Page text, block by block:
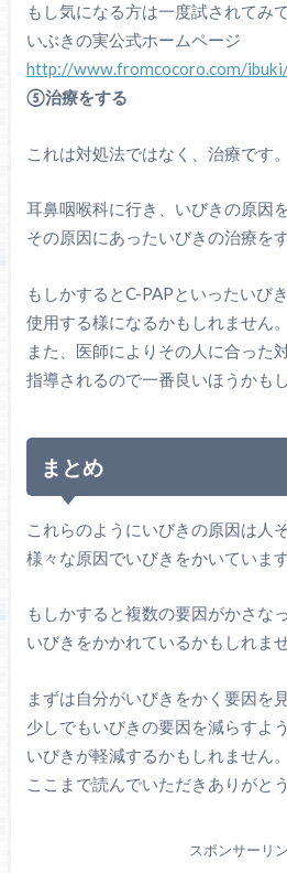
もし気になる方は一度試されてみ
いぶきの実公式ホームページ
http://www.fromcocoro.com/
⑤治療をする
これは対処法ではなく、治療です。
耳鼻咽喉科に行き、いびきの原因
その原因にあったいびきの治療をす
もしかするとC-PAPといったいび
使用する様になるかもしれません。
また、医師によりその人に合った
指導されるので一番良いほうかも
まとめ
これらのようにいびきの原因は人
様々な原因でいびきをかいています
もしかすると複数の要因がかさな
いびきをかかれているかもしれませ
まずは自分がいびきをかく要因を見
少しでもいびきの要因を減らすよ
いびきが軽減するかもしれません。
ここまで読んでいただきありがと
スポンサーリ